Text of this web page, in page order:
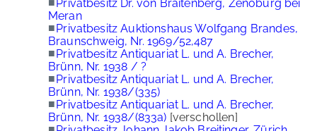
Privatbesitz Dr. von Braitenberg, Zenoburg bei
Meran
■Privatbesitz Auktionshaus Wolfgang Brandes,
Braunschweig, Nr. 1969/52,487
■Privatbesitz Antiquariat L. und A. Brecher,
Brünn, Nr. 1938 / ?
■Privatbesitz Antiquariat L. und A. Brecher,
Brünn, Nr. 1938/(335)
■Privatbesitz Antiquariat L. und A. Brecher,
Brünn, Nr. 1938/(833a) [verschollen]